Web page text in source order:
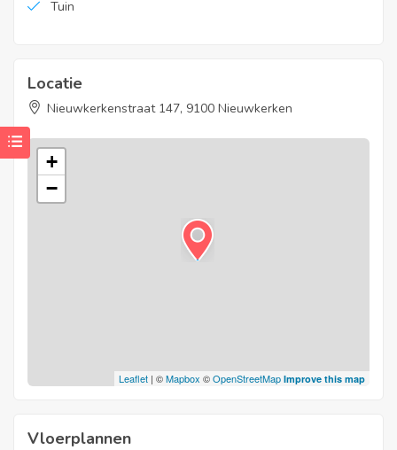
Tuin
Locatie
Nieuwkerkenstraat 147, 9100 Nieuwkerken
+
−
Leaflet | ©Mapbox ©OpenStreetMap Improve this map
Vloerplannen